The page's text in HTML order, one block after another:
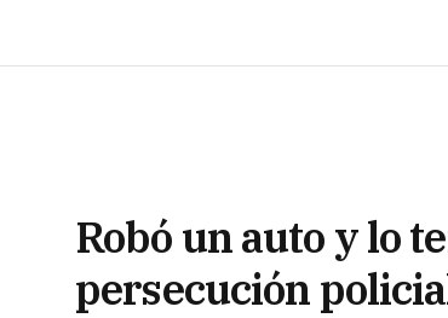
Robó un auto y lo
persecución